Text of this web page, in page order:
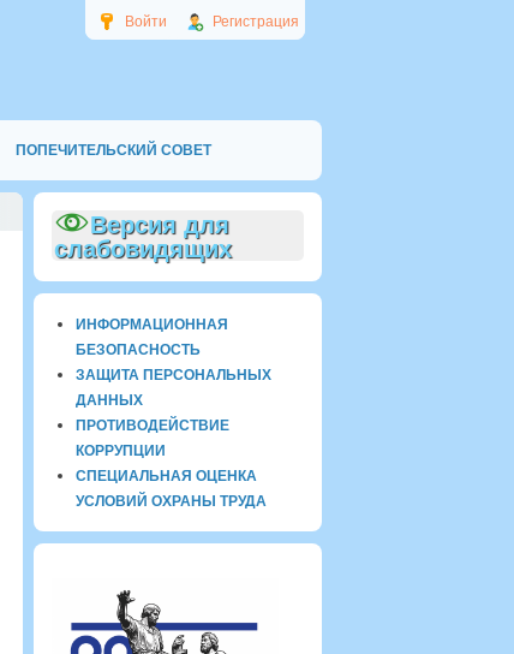
Войти Регистрация
ПОПЕЧИТЕЛЬСКИЙ СОВЕТ
Версия для
слабовидящих
ИНФОРМАЦИОННАЯ
БЕЗОПАСНОСТЬ
ЗАЩИТА ПЕРСОНАЛЬНЫХ
ДАННЫХ
ПРОТИВОДЕЙСТВИЕ
КОРРУПЦИИ
СПЕЦИАЛЬНАЯ ОЦЕНКА
УСЛОВИЙ ОХРАНЫ ТРУДА